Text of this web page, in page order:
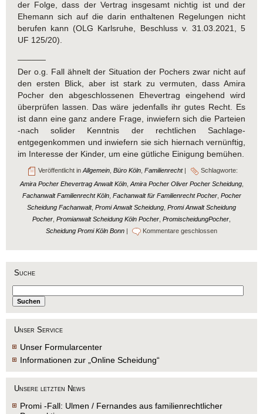
Suche
Unser Service
Unser Formularcenter
Informationen zur „Online Scheidung“
Unsere letzten News
Promi -Fall: Ulmen / Fernandes aus familienrechtlicher
der Folge, dass der Vertrag insgesamt nichtig ist und der
Ehemann sich auf die darin enthaltenen Regelungen nicht
berufen kann (OLG Karlsruhe, Beschluss v. 31.03.2021, 5
UF 125/20).
Der o.g. Fall ähnelt der Situation der Pochers zwar nicht auf
den ersten Blick, aber ist stark zu vermuten, dass Amira
Pocher den abgeschlossenen Ehevertrag eingehend wird
überprüfen lassen. Das wäre jedenfalls ihr gutes Recht. Es
ist dann eine ganz andere Frage, inwiefern sich die Parteien
-nach solider Kenntnis der rechtlichen Sachlage-
entgegenkommen und inwiefern sie sich hiernach vernünftig,
im Interesse der Kinder, um eine gütliche Einigung bemühen.
Veröffentlicht inAllgemein, Büro Köln, Familienrecht|
Schlagworte:
Amira Pocher Ehevertrag Anwalt Köln, Amira Pocher Oliver Pocher Scheidung,
Fachanwalt Familienrecht Köln, Fachanwalt für Familienrecht Pocher, Pocher
Scheidung Fachanwalt, Promi Anwalt Scheidung Promi Anwalt Scheidung
Pocher Promianwalt Scheidung Köln Pocher PromischeidungPocher
Scheidung Promi Köln Bonn | Kommentare geschlossen